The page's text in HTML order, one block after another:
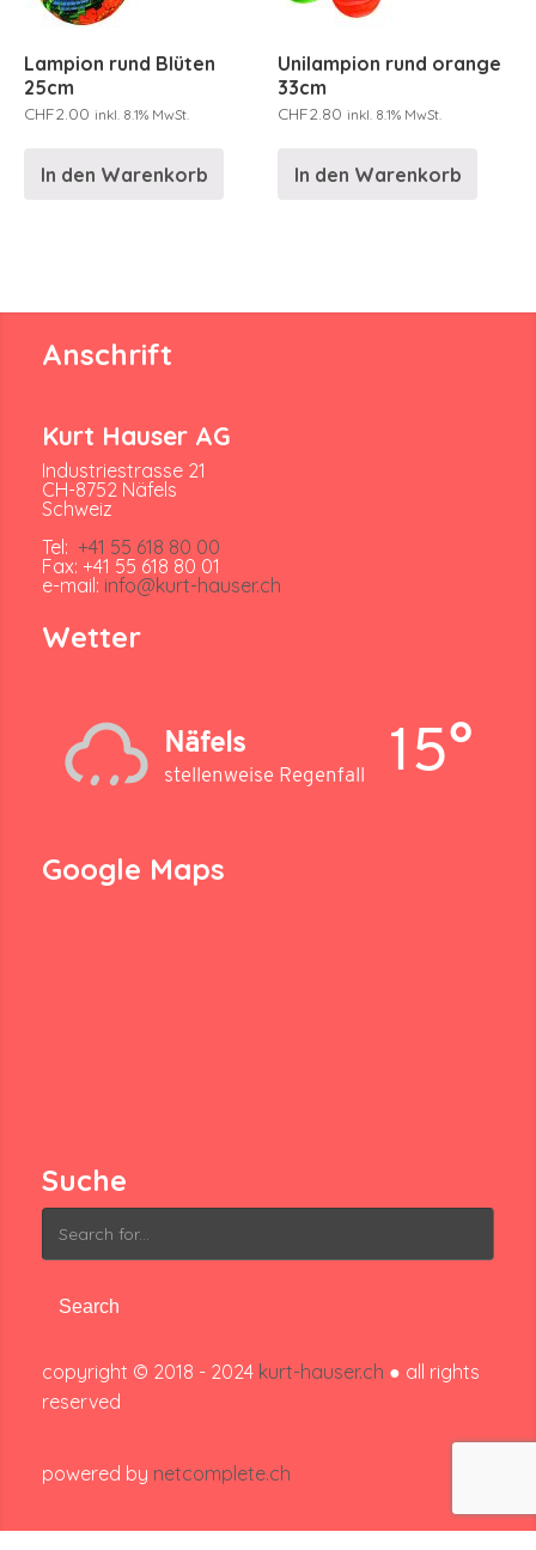
Lampion rund Blüten
25cm
CHF2.00 inkl. 8.1% MwSt.
In den Warenkorb
Unilampion rund orange
33cm
CHF2.80 inkl. 8.1% MwSt.
In den Warenkorb
Anschrift
Kurt Hauser AG
Industriestrasse 21
CH-8752 Näfels
Schweiz
Tel: +41 55 618 80 00
Fax: +41 55 618 80 01
e-mail: info@kurt-hauser.ch
Wetter
Näfels
stellenweise Regenfall 15°
Google Maps
Suche
Search
for:
copyright © 2018 - 2024 kurt-hauser.ch ● all rights
reserved
powered by netcomplete.ch